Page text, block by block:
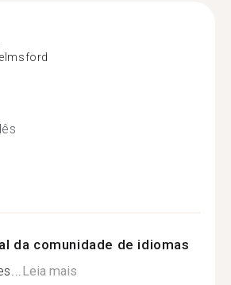
da comunidade de idiomas
Leia mais